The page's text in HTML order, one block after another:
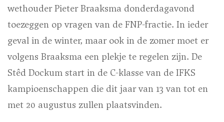
wethouder Pieter Braaksma donderdagavond
toezeggen op vragen van de FNP-fractie. In ieder
geval in de winter, maar ook in de zomer moet er
volgens Braaksma een plekje te regelen zijn. De
Stêd Dockum start in de C-klasse van de IFKS
kampioenschappen die dit jaar van 13 van tot en
met 20 augustus zullen plaatsvinden.